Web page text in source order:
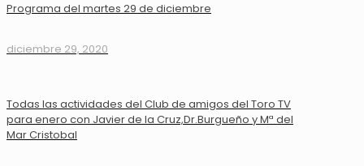
Programa del martes 29 de diciembre
diciembre 29, 2020
Todas las actividades del Club de amigos del Toro TV
para enero con Javier de la Cruz,Dr.Burgueño y Mª del
Mar Cristobal